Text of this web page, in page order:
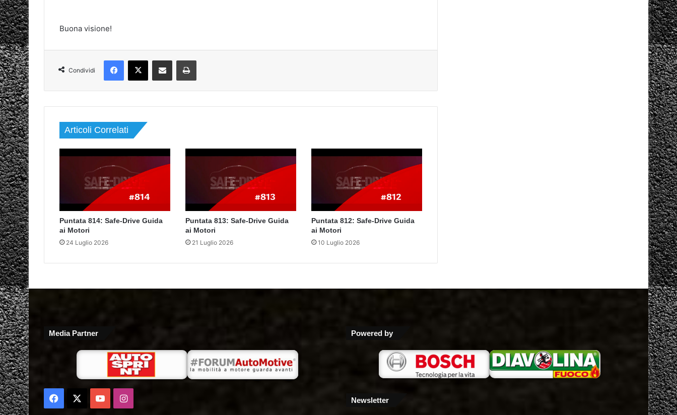
Buona visione!
Condividi
Articoli Correlati
Puntata 814: Safe-Drive Guida
ai Motori
24 Luglio 2026
Puntata 813: Safe-Drive Guida
ai Motori
21 Luglio 2026
Puntata 812: Safe-Drive Guida
ai Motori
10 Luglio 2026
Media Partner
Facebook
You Instagram
Powered by
Newsletter